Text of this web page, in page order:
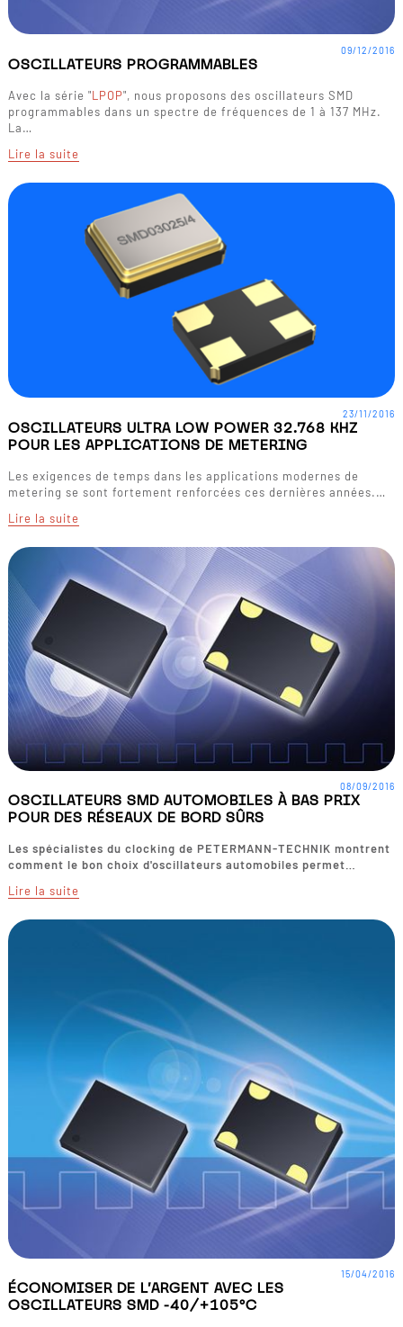
OSCILLATEURS PROGRAMMABLES
Avec la série "LPOP", nous proposons des oscillateurs SMD
programmables dans un spectre de fréquences de 1 à 137 MHz.
La…
Lire la suite
09/12/2016
OSCILLATEURS ULTRA LOW POWER 32.768 KHZ
POUR LES APPLICATIONS DE METERING
Les exigences de temps dans les applications modernes de
metering se sont fortement renforcées ces dernières années.…
Lire la suite
23/11/2016
OSCILLATEURS SMD AUTOMOBILES À BAS PRIX
POUR DES RÉSEAUX DE BORD SÛRS
Les spécialistes du clocking de PETERMANN-TECHNIK montrent
comment le bon choix d'oscillateurs automobiles permet…
Lire la suite
08/09/2016
ÉCONOMISER DE L'ARGENT AVEC LES
OSCILLATEURS SMD -40/+105°C
15/04/2016